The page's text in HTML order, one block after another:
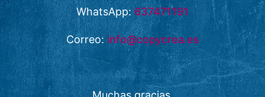
WhatsApp:637471191
Correo:info@copycrea.es